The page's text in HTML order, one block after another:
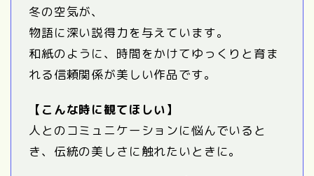
冬の空気が、
物語に深い説得力を与えています。
和紙のように、時間をかけてゆっくりと育ま
れる信頼関係が美しい作品です。
【こんな時に観てほしい】
人とのコミュニケーションに悩んでいると
き、伝統の美しさに触れたいときに。